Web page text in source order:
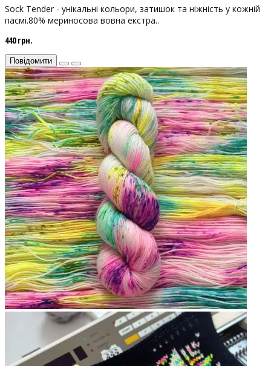
Sock Tender - унікальні кольори, затишок та ніжність у кожній
пасмі.80% мериносова вовна екстра..
440 грн.
Повідомити